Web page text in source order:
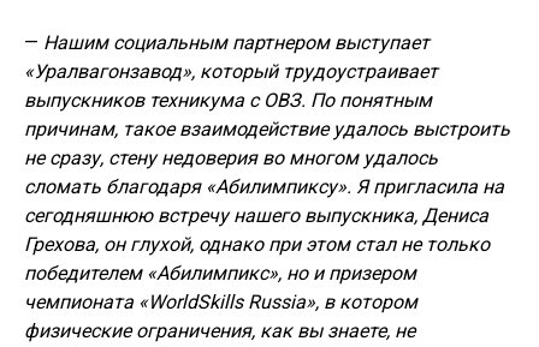
— Нашим социальным партнером выступает
«Уралвагонзавод», который трудоустраивает
выпускников техникума с ОВЗ. По понятным
причинам, такое взаимодействие удалось выстроить
не сразу, стену недоверия во многом удалось
сломать благодаря «Абилимпиксу». Я пригласила на
сегодняшнюю встречу нашего выпускника, Дениса
Грехова, он глухой, однако при этом стал не только
победителем «Абилимпикс», но и призером
чемпионата «WorldSkills Russia», в котором
физические ограничения, как вы знаете, не